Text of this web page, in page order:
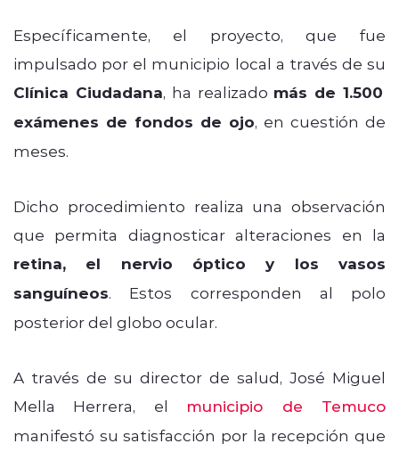
Específicamente, el proyecto, que fue
impulsado por el municipio local a través de su
Clínica Ciudadana, ha realizado más de 1.500
exámenes de fondos de ojo, en cuestión de
meses.
Dicho procedimiento realiza una observación
que permita diagnosticar alteraciones en la
retina, el nervio óptico y los vasos
sanguíneos. Estos corresponden al polo
posterior del globo ocular.
A través de su director de salud, José Miguel
Mella Herrera, el municipio de Temuco
manifestó su satisfacción por la recepción que